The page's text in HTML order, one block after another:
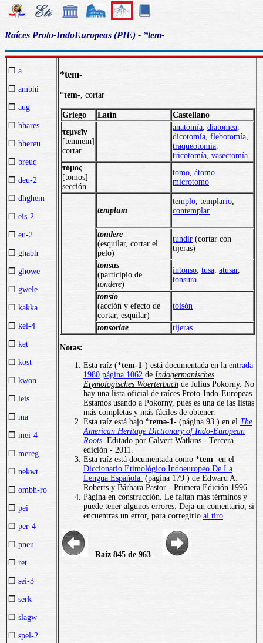
Raíces Proto-IndoEuropeas (PIE) - *tem-
❒ a
❒ ambhi
❒ aug
❒ bhares
❒ bhereu
❒ breuq
❒ deu-2
❒ dhghem
❒ eis-2
❒ eu-2
❒ ghabh
❒ ghowe
❒ gwele
❒ kakka
❒ kel-4
❒ ket
❒ kost
❒ kwon
❒ leis
❒ ma
❒ mei-4
❒ mereg
❒ nekwt
❒ ombh-ro
❒ pei
❒ per-4
❒ pneu
❒ ret
❒ sei-3
❒ serk
❒ slagw
❒ spel-2
*tem-
*tem-, cortar
Griego Latín
Castellano
τεμνεῖν
[temnein]
cortar
anatomía, diatomea,
dicotomía, flebotomía,
traqueotomía,
tricotomía, vasectomía
τόμος
[tomos]
sección
tomo, átomo
microtomo
templum
templo, templario,
contemplar
tondere
(esquilar, cortar el
pelo)
tundir (cortar con
tijeras)
tonsus
(participio de
tondere)
intonso, tusa, atusar,
tonsura
tonsio
(acción y efecto de
cortar, esquilar)
toisón
tonsoriae tijeras
Notas:
Esta raíz (*tem-1-) está documentada en la entrada
1980 página 1062 de Indogermanisches
Etymologisches Woerterbuch de Julius Pokorny. No
hay una lista oficial de raíces Proto-Indo-Europeas.
Estamos usando a Pokorny, pues es una de las listas
más completas y más fáciles de obtener.
Esta raíz está bajo *temə-1- (página 93 ) en el The
American Heritage Dictionary of Indo-European
Roots. Editado por Calvert Watkins - Tercera
edición - 2011.
Esta raíz está documentada como *tem- en el
Diccionario Etimológico Indoeuropeo De La
Lengua Española (página 179 ) de Edward A.
Roberts y Bárbara Pastor - Primera Edición 1996.
Página en construcción. Le faltan más términos y
puede tener algunos errores. Deja un comentario, si
encuentras un error, para corregirlo al tiro.
Raíz 845 de 963